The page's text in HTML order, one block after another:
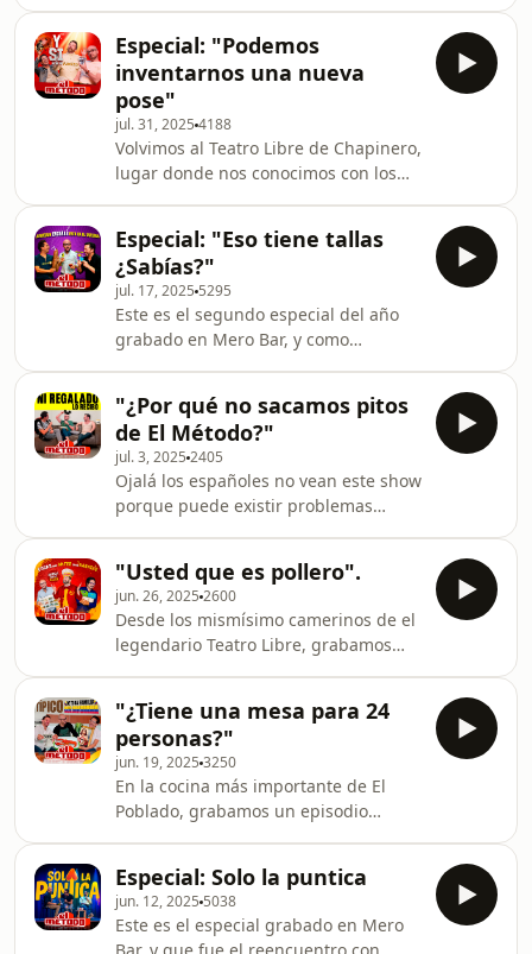
sanos, de no hablar mucho de sexo,
de mejor pensar en animales, pero
esto es El Método, imposible de
controlar y de
predecir. ¡Disfruten!Nota: Quedan 2
episodios más por publicar. Después
de eso, solo escuchar el archivo.
Especial: "Podemos
inventarnos una nueva
pose"
jul. 31, 2025 4188
Volvimos al Teatro Libre de Chapinero,
lugar donde nos conocimos con los
o la energía del proyecto, siempre
salimos y nos contagiamos de la
energía de la gente. Otro show en
vivo donde nacen tantas cosas, tantos
clásicos. ¡Gracias Bogotá!
Especial: "Eso tiene tallas
¿Sabías?"
jul. 17, 2025 5295
Este es el segundo especial del año
grabado en Mero Bar, y como
juntos entramos en el encanto de El
Método, y con la excusa de hablar de
"Lo que deberían enseñar en la
escuela" terminamos como siempre
en cualquier cosa, muertos de la
risa.Recuerden que para lograr que
este proyecto siga a flote, toca dar Me
Gusta, comentar, c
"¿Por qué no sacamos pitos
de El Método?"
jul. 3, 2025 2405
Ojalá los españoles no vean este show
porque puede existir problemas
donde, de nuevo, nos reímos como
niños hablando de cosas que no
queremos ni regaladas. Esto es El
Método, el podcast. Para más
contenido, sigamos en nuestras redes
y suscríbase al Patreon.
"Usted que es pollero".
jun. 26, 2025 2600
Desde los mismísimo camerinos de el
legendario Teatro Libre, grabamos
que el combustible de este proyecto
son las boletas, el Patreon, los Súper
chat.Y los Me Gusta, los comentarios y
compartidas nos ayudan a
crecer.Gracias cachetolandia! ❤️
"¿Tiene una mesa para 24
personas?"
jun. 19, 2025 3250
En la cocina más importante de El
Poblado, grabamos un episodio
nos acogió con tanto cariño. El
bullying es con todo respeto, ustedes
saben.Cariño a este video por favor. ❤️
Especial: Solo la puntica
jun. 12, 2025 5038
Este es el especial grabado en Mero